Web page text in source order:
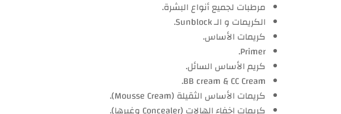
مرطبات لجميع أنواع البشرة.
الكريمات و الـ Sunblock.
كريمات الأساس.
Primer.
كريم الأساس السائل.
BB cream & CC Cream.
كريمات الأساس الثقيلة (Mousse Cream).
كريمات إخفاء الهالات (Concealer وغيرها).